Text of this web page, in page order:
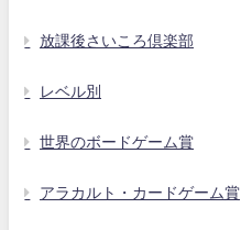
放課後さいころ倶楽部
レベル別
世界のボードゲーム賞
アラカルト・カードゲーム賞